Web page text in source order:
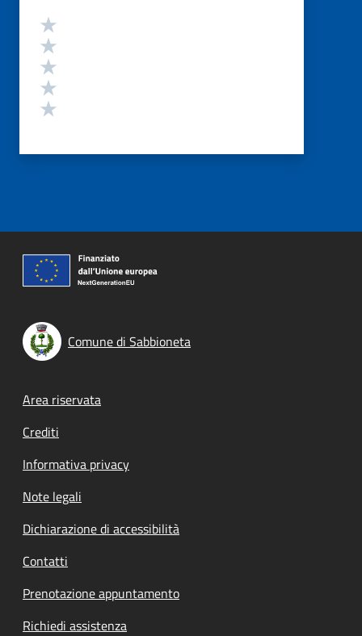
Valutazione
Comune di Sabbioneta
Footer menu
Area riservata
Crediti
Informativa privacy
Note legali
Dichiarazione di accessibilità
Contatti
Prenotazione appuntamento
Richiedi assistenza